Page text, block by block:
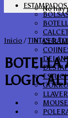
No
Inicio /TINTAS &
BOTELLA
LOGIC